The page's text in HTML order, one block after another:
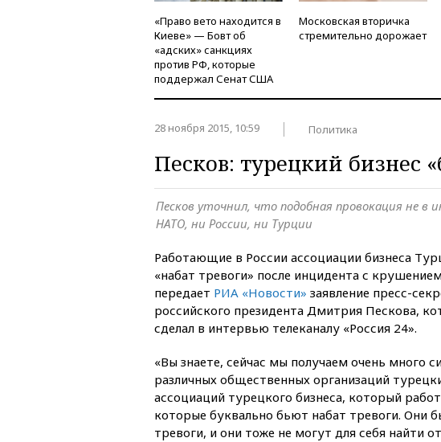
«Право вето находится в
Киеве» — Бовт об
«адских» санкциях
против РФ, которые
поддержал Сенат США
Московская вторичка
стремительно дорожает
28 ноября 2015, 10:59 Политика
Песков: турецкий бизнес
Песков уточнил, что подобная провокация не в
НАТО, ни России, ни Турции
Работающие в России ассоциации бизнеса
«набат тревоги» после инцидента с
передает РИА «Новости» заявление пресс-
российского президента Дмитрия Пескова,
сделал в интервью телеканалу «Россия 24».
«Вы знаете, сейчас мы получаем очень много
различных общественных организаций
ассоциаций турецкого бизнеса, который
которые буквально бьют набат тревоги. Они
тревоги, и они тоже не могут для себя найти